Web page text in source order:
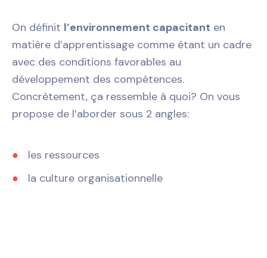
On définit l’environnement capacitant en
matière d’apprentissage comme étant un cadre
avec des conditions favorables au
développement des compétences.
Concrètement, ça ressemble à quoi? On vous
propose de l’aborder sous 2 angles:
les ressources
la culture organisationnelle